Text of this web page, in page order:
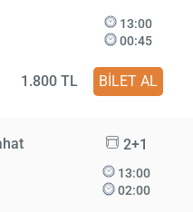
13:00
00:45
1.800 TL BİLET AL
2+1
13:00
02:00